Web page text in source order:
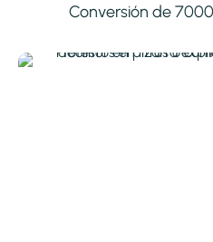
Conversión de